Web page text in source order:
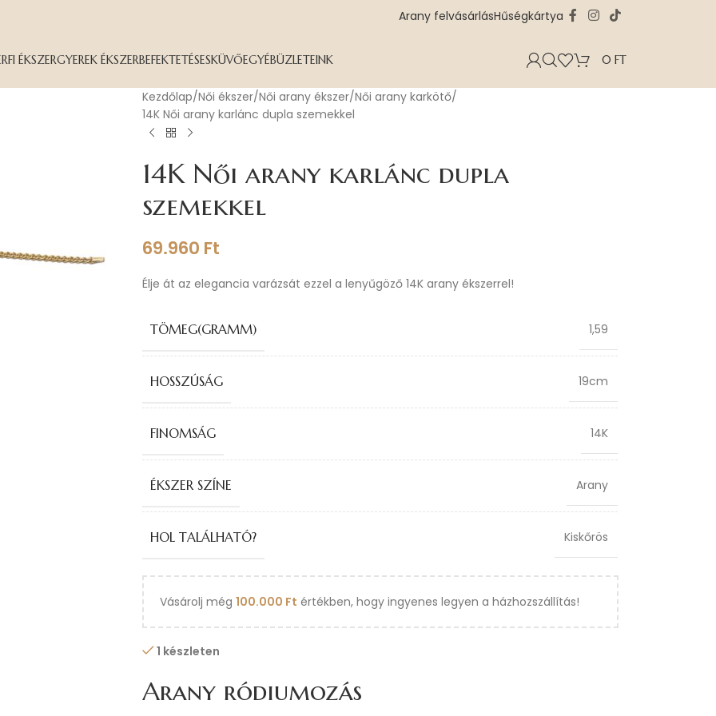
Arany felvásárlásHűségkártya
ÉKSZERGYEREK ÉKSZERBEFEKTETÉSESKÜVŐEGYÉBÜZLETEINK 0 FT
Kezdőlap Női ékszer Női arany ékszer Női arany karkötő
14K Női arany karlánc dupla szemekkel
14K Női arany karlánc dupla
szemekkel
69.960 Ft
Élje át az elegancia varázsát ezzel a lenyűgöző 14K arany ékszerrel!
TÖMEG(GRAMM) 1,59
HOSSZÚSÁG 19cm
FINOMSÁG 14K
ÉKSZER SZÍNE Arany
HOL TALÁLHATÓ? Kiskőrös
Vásárolj még 100.000 Ft értékben, hogy ingyenes legyen a házhozszállítás!
1 készleten
Arany ródiumozás